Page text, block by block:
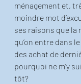
ménagement et,
moindre mot
ses raisons que la
qu’on entre dans
des achat de
pourquoi ne m’y
tôt?